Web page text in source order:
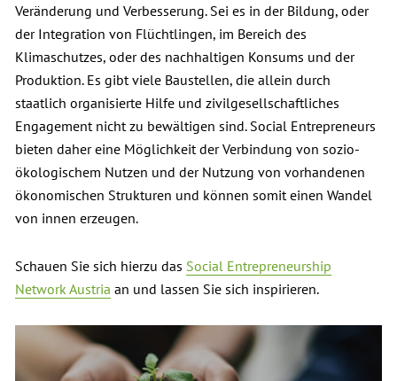
Veränderung und Verbesserung. Sei es in der Bildung, oder
der Integration von Flüchtlingen, im Bereich des
Klimaschutzes, oder des nachhaltigen Konsums und der
Produktion. Es gibt viele Baustellen, die allein durch
staatlich organisierte Hilfe und zivilgesellschaftliches
Engagement nicht zu bewältigen sind. Social Entrepreneurs
bieten daher eine Möglichkeit der Verbindung von sozio-
ökologischem Nutzen und der Nutzung von vorhandenen
ökonomischen Strukturen und können somit einen Wandel
von innen erzeugen.
Schauen Sie sich hierzu das Social Entrepreneurship
Network Austria an und lassen Sie sich inspirieren.